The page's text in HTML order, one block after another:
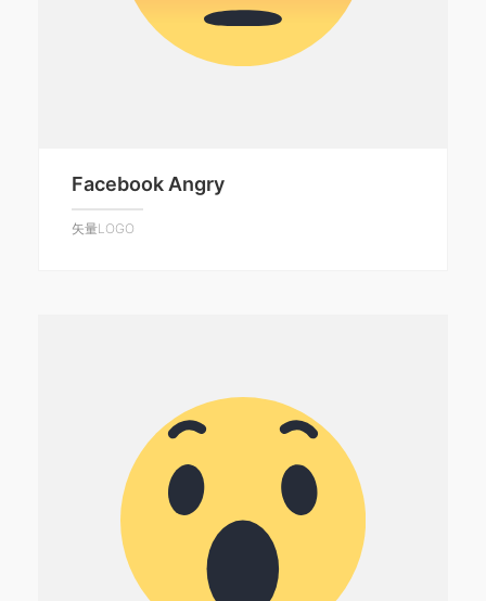
Facebook Angry
矢量LOGO